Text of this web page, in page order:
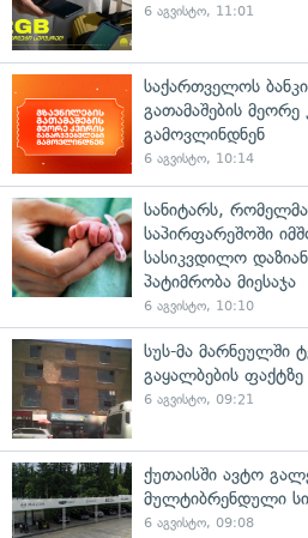
6 აგვისტო, 11:01
საქართველოს
გათამაშების მეორე
გამოვლინდნენ
6 აგვისტო, 10:14
სანიტარს,
საპირფარეშოში
სასიკვდილო
პატიმრობა მიესაჯა
6 აგვისტო, 10:10
სუს-მა მარნეულში
გაყალბების
6 აგვისტო, 09:21
ქუთაისში ავტო
მულტიბრენდული
6 აგვისტო, 09:08